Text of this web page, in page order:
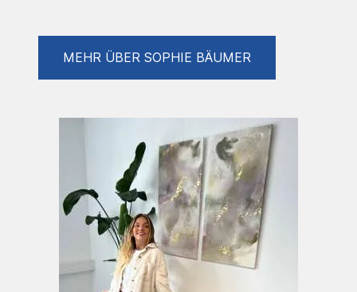
wo sie ihre Werke kreiert und ihren
künstlerischen Ausdruck weiterentwickelt.Ihr
verschiedene Stile und Techniken, wodurch
sie eine einzigartige visuelle Sprache
entwickelt hat. Ihre Kunst ist oft von
emotionaler Intensität und persönlichem
Ausdruck geprägt, was einen tiefen Einblick
in ihre eigene Reise der Selbstentdeckung
und Reflexion ermöglicht.Ihre Arbeiten sind
nicht nur visuell ansprechend, sondern regen
auch dazu an, über Themen wie Identität,
Emotionen und die Verbindung zwischen
MEHR ÜBER SOPHIE BÄUMER